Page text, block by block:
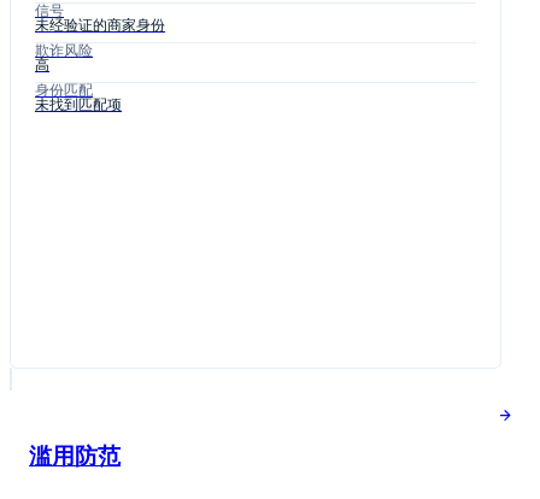
信号
未经验证的商家身份
欺诈风险
高
身份匹配
未找到匹配项
滥用防范